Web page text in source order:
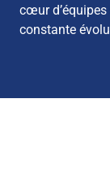
cœur d’équipes
constante